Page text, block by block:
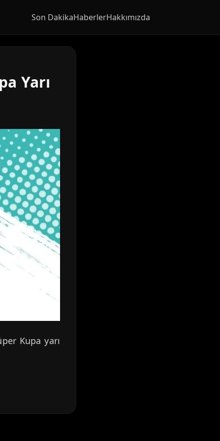
Son DakikaHaberlerHakkımızda
Yarı
Kupa yarı